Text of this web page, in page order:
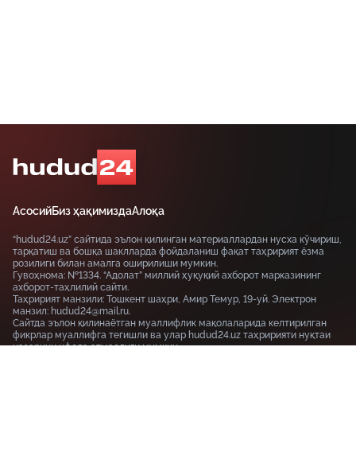
АсосийБиз ҳақимиздаАлоқа
“hudud24.uz” сайтида эълон қилинган материаллардан нусха кўчириш,
тарқатиш ва бошқа шаклларда фойдаланиш фақат таҳририят ёзма
розилиги билан амалга оширилиши мумкин.
Гувоҳнома: №1334. “Адолат” миллий ҳуқуқий ахборот марказининг
ахборот-таҳлилий сайти.
Таҳририят манзили: Тошкент шаҳри, Амир Темур, 19-уй. Электрон
манзил: hudud24@mail.ru.
Сайтда эълон қилинаётган муаллифлик мақолаларида келтирилган
фикрлар муаллифга тегишли ва улар hudud24.uz таҳририяти нуқтаи
назарини ифода этмаслиги мумкин.